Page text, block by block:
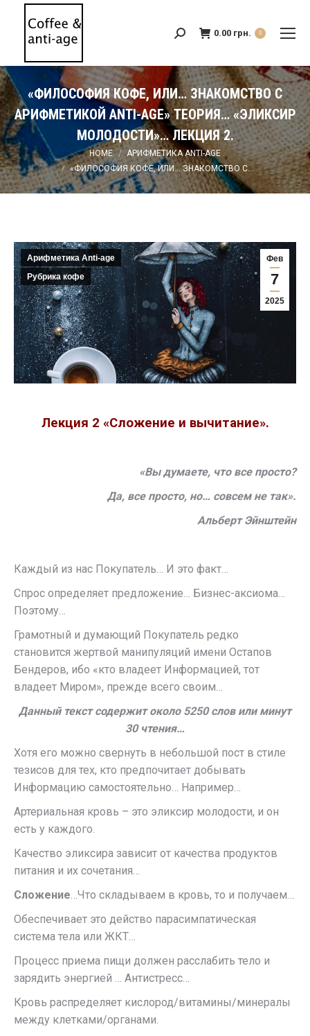
Search: 0.00 грн. 0
«ФИЛОСОФИЯ КОФЕ, ИЛИ… ЗНАКОМСТВО С
АРИФМЕТИКОЙ ANTI-AGE» ТЕОРИЯ… «ЭЛИКСИР
МОЛОДОСТИ»… ЛЕКЦИЯ 2.
You are here: HOME
АРИФМЕТИКА ANTI-AGE
«ФИЛОСОФИЯ КОФЕ, ИЛИ… ЗНАКОМСТВО С…
Фев
7
2025
Арифметика Anti-age
Рубрика кофе
Лекция 2 «Сложение и вычитание».
«Вы думаете, что все просто?
Да, все просто, но… совсем не так».
Альберт Эйнштейн
Каждый из нас Покупатель… И это факт…
Спрос определяет предложение… Бизнес-аксиома…
Поэтому…
Грамотный и думающий Покупатель редко
становится жертвой манипуляций имени Остапов
Бендеров, ибо «кто владеет Информацией, тот
владеет Миром», прежде всего своим…
Данный текст содержит около 5250 слов или минут
30 чтения…
Хотя его можно свернуть в небольшой пост в стиле
тезисов для тех, кто предпочитает добывать
Информацию самостоятельно… Например…
Артериальная кровь – это эликсир молодости, и он
есть у каждого.
Качество эликсира зависит от качества продуктов
питания и их сочетания…
Сложение…Что складываем в кровь, то и получаем…
Обеспечивает это действо парасимпатическая
система тела или ЖКТ…
Процесс приема пищи должен расслабить тело и
зарядить энергией … Антистресс…
Кровь распределяет кислород/витамины/минералы
между клетками/органами.